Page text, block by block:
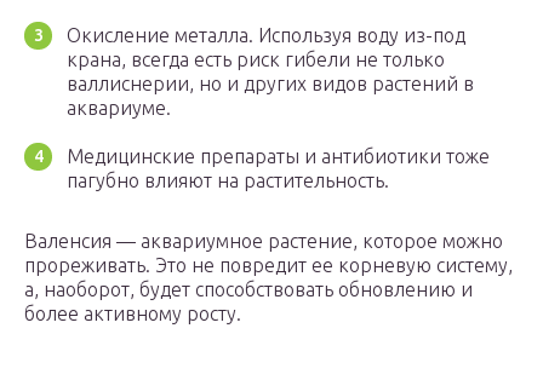
Окисление металла. Используя воду из-под
крана, всегда есть риск гибели не только
валлиснерии, но и других видов растений в
аквариуме.
Медицинские препараты и антибиотики тоже
пагубно влияют на растительность.
Валенсия — аквариумное растение, которое можно
прореживать. Это не повредит ее корневую систему,
а, наоборот, будет способствовать обновлению и
более активному росту.